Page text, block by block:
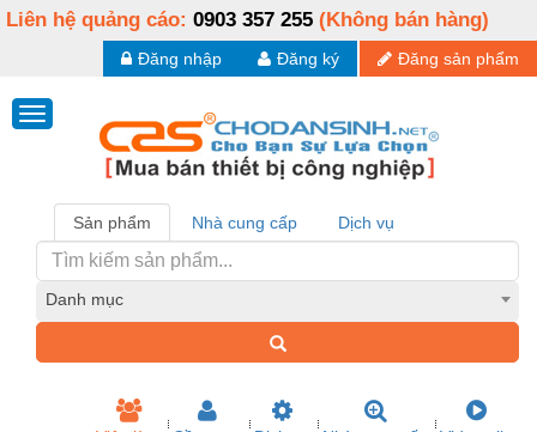
Liên hệ quảng cáo: 0903 357 255 (Không bán hàng)
Đăng sản phẩm
Đăng ký
Đăng nhập
Sản phẩm Nhà cung cấp Dịch vụ
Danh mục